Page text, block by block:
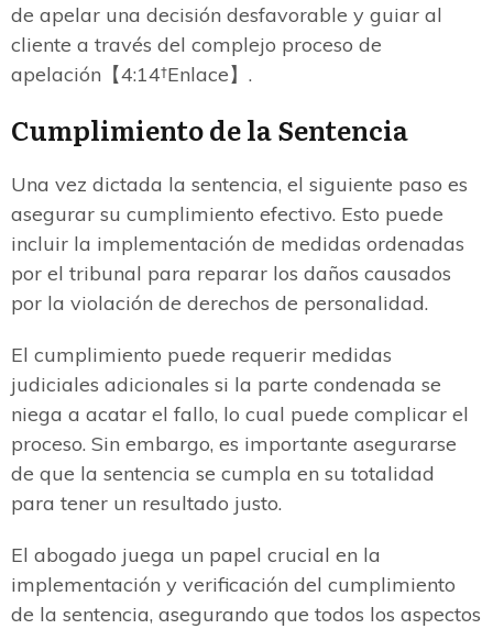
de apelar una decisión desfavorable y guiar al
cliente a través del complejo proceso de
apelación【4:14†Enlace】.
Cumplimiento de la Sentencia
Una vez dictada la sentencia, el siguiente paso es
asegurar su cumplimiento efectivo. Esto puede
incluir la implementación de medidas ordenadas
por el tribunal para reparar los daños causados
por la violación de derechos de personalidad.
El cumplimiento puede requerir medidas
judiciales adicionales si la parte condenada se
niega a acatar el fallo, lo cual puede complicar el
proceso. Sin embargo, es importante asegurarse
de que la sentencia se cumpla en su totalidad
para tener un resultado justo.
El abogado juega un papel crucial en la
implementación y verificación del cumplimiento
de la sentencia, asegurando que todos los aspectos